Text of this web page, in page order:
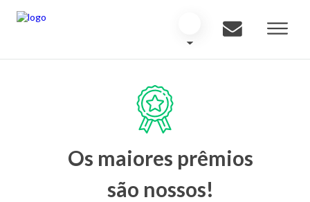
Os maiores prêmios
são nossos!